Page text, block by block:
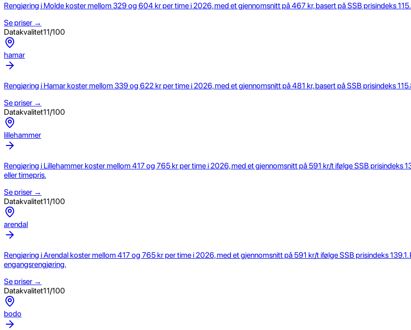
Rengjøring i Molde koster mellom 329 og 604 kr per time i 2026, med et gjennomsnitt på 467 kr, basert på SSB prisindeks
Se priser →
Datakvalitet11/100
hamar
Rengjøring i Hamar koster mellom 339 og 622 kr per time i 2026, med et gjennomsnitt på 481 kr, basert på SSB prisindeks
Se priser →
Datakvalitet11/100
lillehammer
Rengjøring i Lillehammer koster mellom 417 og 765 kr per time i 2026, med et gjennomsnitt på 591 kr/t ifølge SSB prisindeks
eller timepris.
Se priser →
Datakvalitet11/100
arendal
Rengjøring i Arendal koster mellom 417 og 765 kr per time i 2026, med et gjennomsnitt på 591 kr/t ifølge SSB prisindeks
engangsrengjøring.
Se priser →
Datakvalitet11/100
bodo